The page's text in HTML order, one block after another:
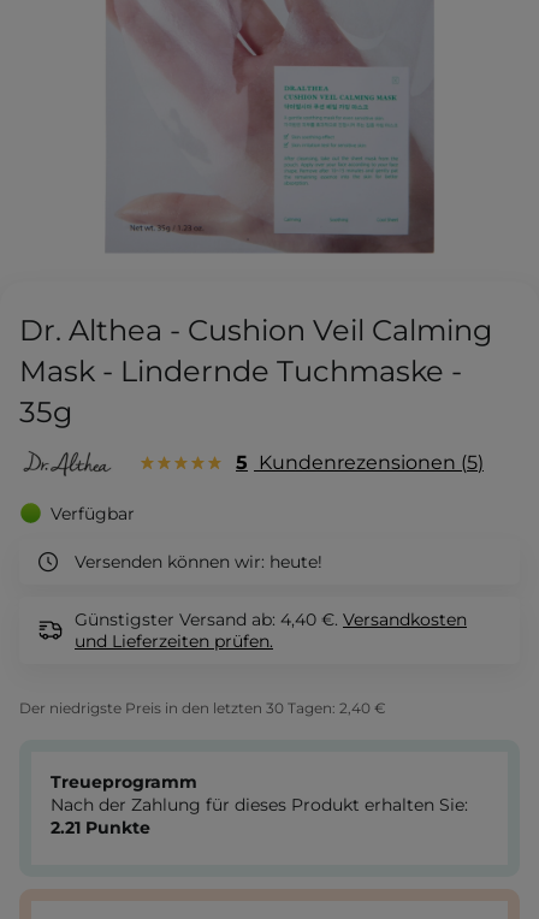
Dr. Althea - Cushion Veil Calming
Mask - Lindernde Tuchmaske -
35g
5 Kundenrezensionen 5
Verfügbar
Versenden können wir: heute!
Günstigster Versand ab: 4,40 €. Versandkosten
und Lieferzeiten prüfen.
Der niedrigste Preis in den letzten 30 Tagen: 2,40 €
Treueprogramm
Nach der Zahlung für dieses Produkt erhalten Sie:
2.21 Punkte